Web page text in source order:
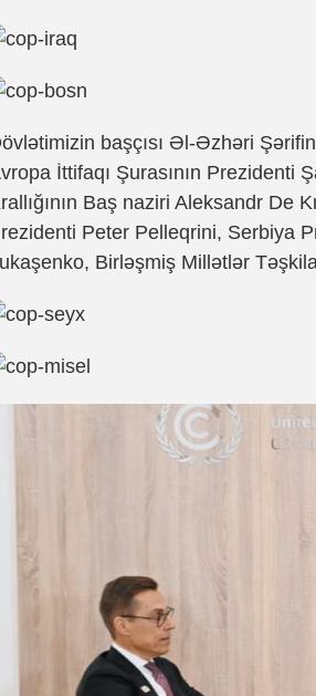
başçısı Əl-Əzhəri
İttifaqı Şurasının
Baş naziri Aleksandr De
Peter Pelleqrini, Serbiya
Birləşmiş Millətlər